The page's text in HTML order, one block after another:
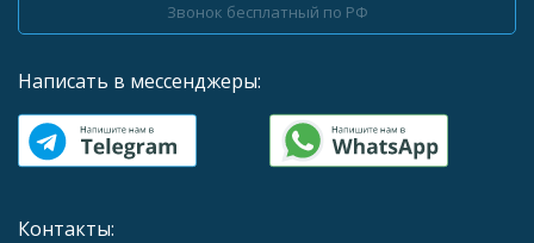
Звонок бесплатный по РФ
Написать в мессенджеры:
Контакты: